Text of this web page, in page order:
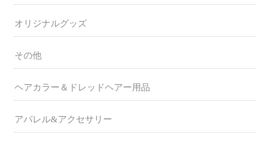
オリジナルグッズ
その他
ヘアカラー＆ドレッドヘアー用品
アパレル&アクセサリー